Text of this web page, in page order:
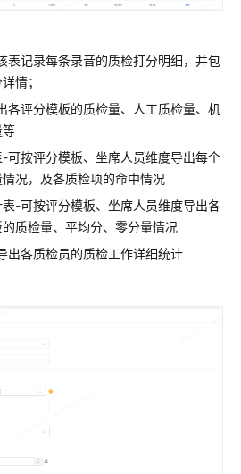
表记录每条录音的质检打分明细，并包
情；
各评分模板的质检量、人工质检量、机
等
可按评分模板、坐席人员维度导出每个
况，及各质检项的命中情况
-可按评分模板、坐席人员维度导出各
质检量、平均分、零分量情况
出各质检员的质检工作详细统计